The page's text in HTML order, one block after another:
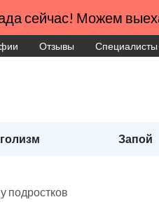
сейчас! Можем
Отзывы Специалисты
Запой
подростков